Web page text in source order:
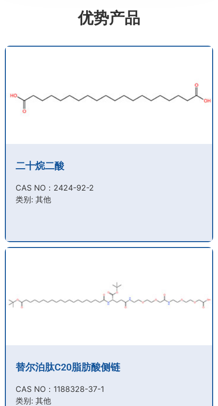
优势产品
二十烷二酸
CAS NO：2424-92-2​
类别: 其他
替尔泊肽C20脂肪酸侧链
CAS NO：1188328-37-1
类别: 其他